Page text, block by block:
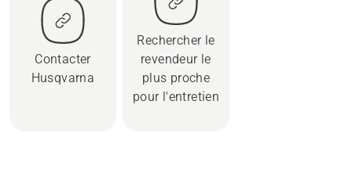
Contacter
Husqvarna
Rechercher le
revendeur le
plus proche
pour l'entretien